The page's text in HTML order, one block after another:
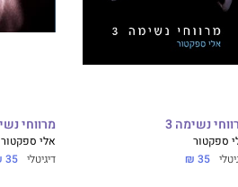
נשימה 3
ספקטור
35 ₪
מרווחי
אלי ספקטור
דיגיטלי 35 ₪